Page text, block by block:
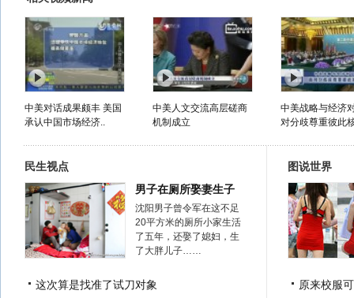
中美对话成果颇丰 美国
承认中国市场经济..
中美人文交流高层磋商
机制成立
中美战略与经济
对分歧尊重彼此
民生视点
男子在厕所娶妻生子
沈阳男子曾令军在这不足
20平方米的厕所小家生活
了五年，还娶了媳妇，生
了大胖儿子……
这次算是找准了试刀对象
图说世界
原来校服